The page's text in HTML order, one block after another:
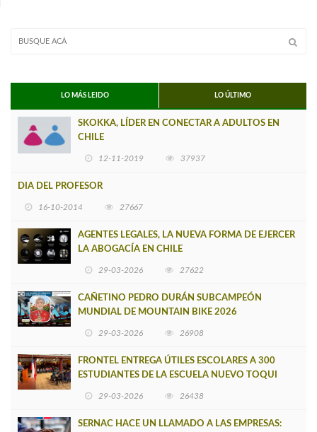
LO MÁS LEIDO LO ÚLTIMO
SKOKKA, LÍDER EN CONECTAR A ADULTOS EN
CHILE
12-11-2019 37937
DIA DEL PROFESOR
16-10-2014 27667
AGENTES LEGALES, LA NUEVA FORMA DE EJERCER
LA ABOGACÍA EN CHILE
29-03-2026 27622
CAÑETINO PEDRO DURÁN SUBCAMPEÓN
MUNDIAL DE MOUNTAIN BIKE 2026
29-03-2026 26908
FRONTEL ENTREGA ÚTILES ESCOLARES A 300
ESTUDIANTES DE LA ESCUELA NUEVO TOQUI
29-03-2026 26438
SERNAC HACE UN LLAMADO A LAS EMPRESAS: